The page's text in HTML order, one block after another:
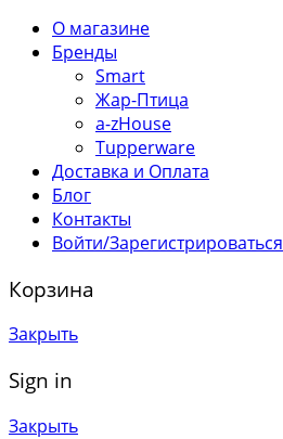
О магазине
Бренды
Smart
Жар-Птица
a-zHouse
Tupperware
Доставка и Оплата
Блог
Контакты
Войти/Зарегистрироваться
Корзина
Закрыть
Sign in
Закрыть